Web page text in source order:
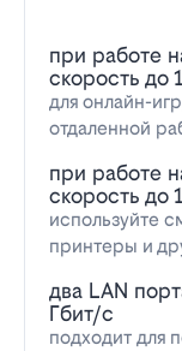
при работе
скорость до
для онлайн-
отдаленной
при работе
скорость до
используйте
принтеры и
два LAN
Гбит/с
подходит для